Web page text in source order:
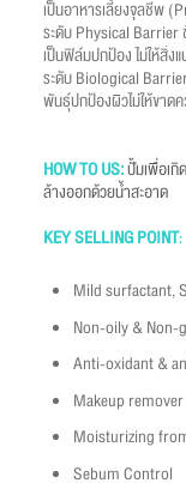
เป็นอาหารเลี้ยงจุลชีพ
ระดับ Physical Barrier
เป็นฟิล์มปกป้อง ไม่ให้สิ่ง
ระดับ Biological
พันธุ์ปกป้องผิวไม่ให้ขาด
HOW TO US:ปั้มเพื่อเกิ
ล้างออกด้วยน้ำสะอาด
KEY SELLING POINT:
Mild surfactant,
Non-oily & Non-
Anti-oxidant &
Makeup remover
Moisturizing
Sebum Control